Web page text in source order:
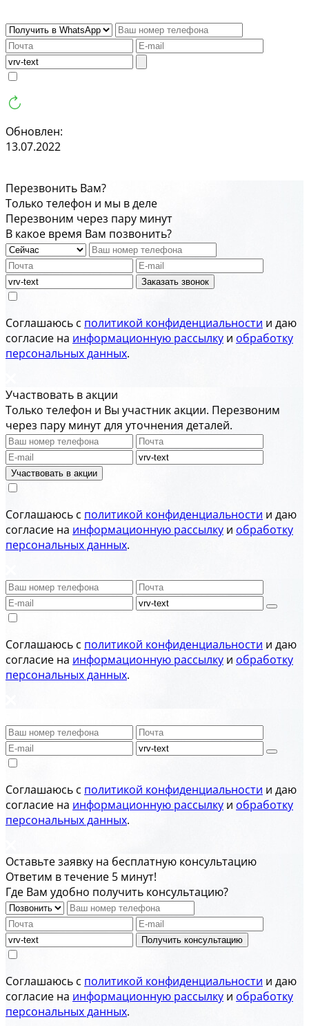
Обновлен:
13.07.2022
Перезвонить Вам?
Только телефон и мы в деле
Перезвоним через пару минут
В какое время Вам позвонить?
Заказать звонок
Соглашаюсь с политикой конфиденциальности и даю
согласие на информационную рассылку и обработку
персональных данных.
Участвовать в акции
Только телефон и Вы участник акции. Перезвоним
через пару минут для уточнения деталей.
Участвовать в акции
Соглашаюсь с политикой конфиденциальности и даю
согласие на информационную рассылку и обработку
персональных данных.
Соглашаюсь с политикой конфиденциальности и даю
согласие на информационную рассылку и обработку
персональных данных.
Соглашаюсь с политикой конфиденциальности и даю
согласие на информационную рассылку и обработку
персональных данных.
Оставьте заявку на бесплатную консультацию
Ответим в течение 5 минут!
Где Вам удобно получить консультацию?
Получить консультацию
Соглашаюсь с политикой конфиденциальности и даю
согласие на информационную рассылку и обработку
персональных данных.